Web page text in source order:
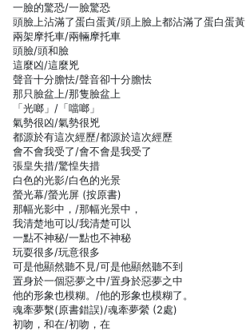
一臉的驚恐/一臉驚恐
頭臉上沾滿了蛋白蛋黃/頭上臉上都沾滿了蛋白蛋黃
兩架摩托車/兩輛摩托車
頭臉/頭和臉
這麼凶/這麼兇
聲音十分膽怯/聲音卻十分膽怯
那只臉盆上/那隻臉盆上
「光啷」/「噹啷」
氣勢很凶/氣勢很兇
都源於有這次經歷/都源於這次經歷
會不會我受了/會不會是我受了
張皇失措/驚惶失措
白色的光影/白色的光景
螢光幕/螢光屏 (按原書)
那幅光影中，/那幅光景中，
我清楚地可以/我清楚可以
一點不神秘/一點也不神秘
玩耍很多/玩意很多
可是他顯然聽不見/可是他顯然聽不到
置身於一個惡夢之中/置身於惡夢之中
他的形象也模糊。/他的形象也模糊了。
魂牽夢繫(原書錯誤)/魂牽夢縈 (2處)
初吻，和在/初吻，在